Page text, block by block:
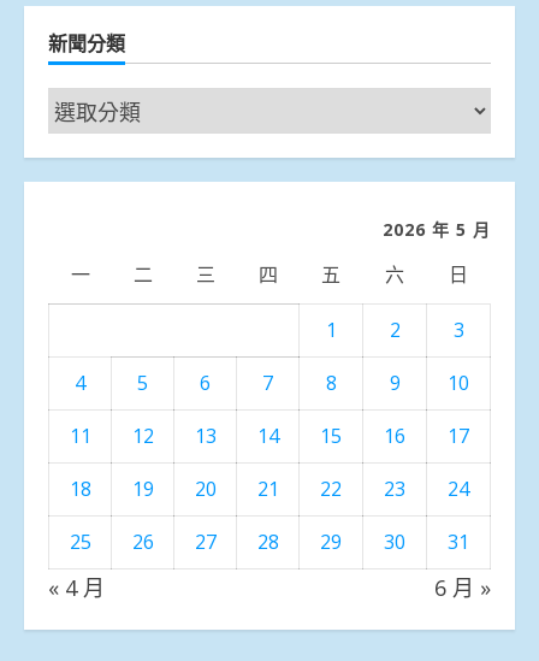
新聞分類
新
聞
分
2026 年 5 月
一 二 三 四 五 六 日
1 2
3
4
5 6 7 8 9
10
11
12 13 14 15 16
17
18
19 20 21 22 23
24
25
26 27 28 29 30 31
« 4 月 6 月 »